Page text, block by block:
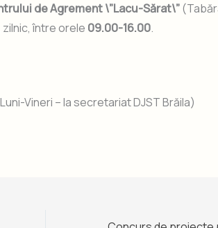
de Agrement \”Lacu-Sărat\”
între orele 09.00-16.00.
Vineri – la secretariat DJST Brăila)